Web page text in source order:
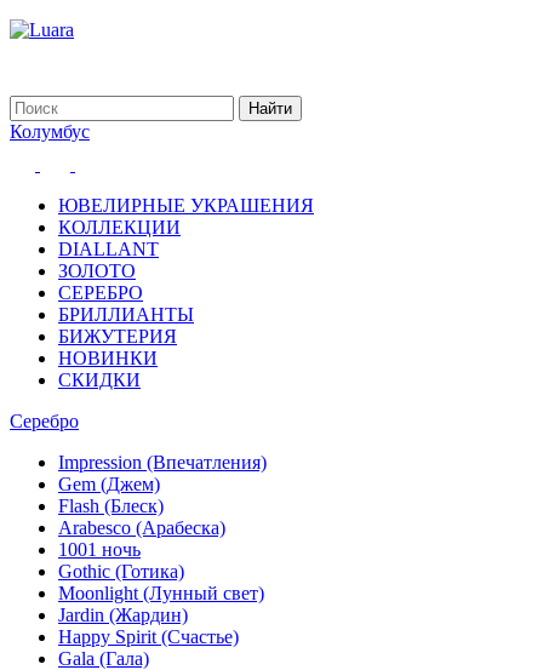
Колумбус
ЮВЕЛИРНЫЕ УКРАШЕНИЯ
КОЛЛЕКЦИИ
DIALLANT
ЗОЛОТО
СЕРЕБРО
БРИЛЛИАНТЫ
БИЖУТЕРИЯ
НОВИНКИ
СКИДКИ
Серебро
Impression (Впечатления)
Gem (Джем)
Flash (Блеск)
Arabesco (Арабеска)
1001 ночь
Gothic (Готика)
Moonlight (Лунный свет)
Jardin (Жардин)
Happy Spirit (Счастье)
Gala (Гала)